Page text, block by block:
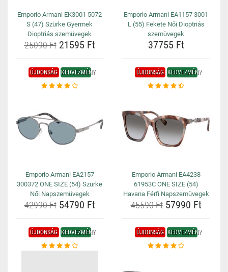
Emporio Armani EK3001 5072
S (47) Szürke Gyermek
Dioptriás szemüvegek
25090 Ft21595 Ft
Emporio Armani EA1157 3001
L (55) Fekete Női Dioptriás
szemüvegek
37755 Ft
ÚJDONSÁG KEDVEZMÉNY
Emporio Armani EA2157
300372 ONE SIZE (54) Szürke
Női Napszemüvegek
42990 Ft54790 Ft
ÚJDONSÁG KEDVEZMÉNY
Emporio Armani EA4238
61953C ONE SIZE (54)
Havana Férfi Napszemüvegek
45590 Ft57990 Ft
ÚJDONSÁG KEDVEZMÉNY ÚJDONSÁG KEDVEZMÉNY